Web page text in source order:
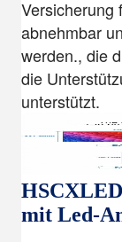
Versicherung
abnehmbar
werden., die
die
unterstützt.
mit Led-